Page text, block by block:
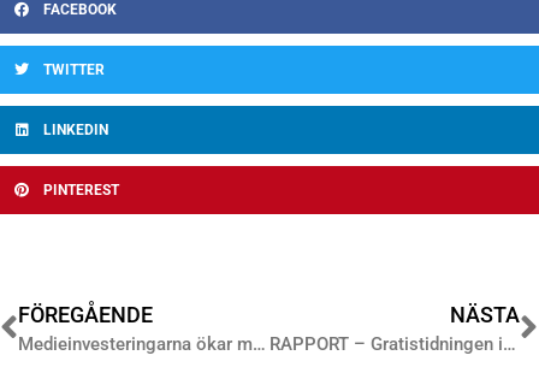
FACEBOOK
TWITTER
LINKEDIN
PINTEREST
FÖREGÅENDE
Medieinvesteringarna ökar med 2,7 procent i september
NÄSTA
RAPPORT – Gratistidningen i ett förändrat medielandskap